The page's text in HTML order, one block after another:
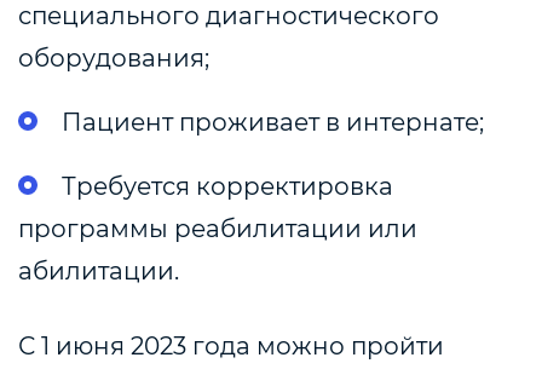
специального диагностического
оборудования;
Пациент проживает в интернате;
Требуется корректировка
программы реабилитации или
абилитации.
С 1 июня 2023 года можно пройти